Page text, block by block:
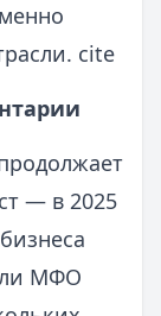
cite
— в 2025
МФО